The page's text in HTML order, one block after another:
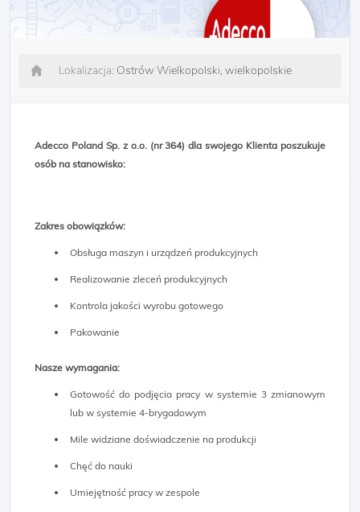
Lokalizacja: Ostrów Wielkopolski, wielkopolskie
Adecco Poland Sp. z o.o. (nr 364) dla swojego Klienta poszukuje
osób na stanowisko:
Zakres obowiązków:
Obsługa maszyn i urządzeń produkcyjnych
Realizowanie zleceń produkcyjnych
Kontrola jakości wyrobu gotowego
Pakowanie
Nasze wymagania:
Gotowość do podjęcia pracy w systemie 3 zmianowym
lub w systemie 4-brygadowym
Mile widziane doświadczenie na produkcji
Chęć do nauki
Umiejętność pracy w zespole